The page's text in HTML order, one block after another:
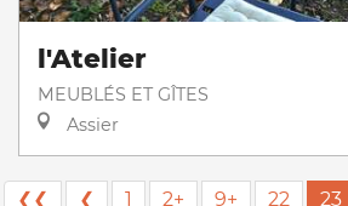
l'Atelier
MEUBLÉS ET GÎTES
Assier
❮❮ ❮ 1 2+ 9+ 22 23